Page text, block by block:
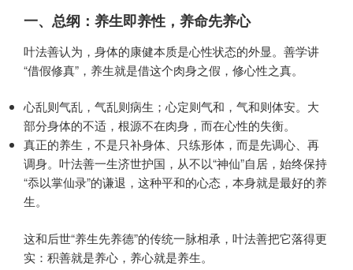
一、总纲：养生即养性，养命先养心
叶法善认为，身体的康健本质是心性状态的外显。善学讲
“借假修真”，养生就是借这个肉身之假，修心性之真。
心乱则气乱，气乱则病生；心定则气和，气和则体安。大
部分身体的不适，根源不在肉身，而在心性的失衡。
真正的养生，不是只补身体、只练形体，而是先调心、再
调身。叶法善一生济世护国，从不以“神仙”自居，始终保持
“忝以掌仙录”的谦退，这种平和的心态，本身就是最好的养
生。
这和后世“养生先养德”的传统一脉相承，叶法善把它落得更
实：积善就是养心，养心就是养生。